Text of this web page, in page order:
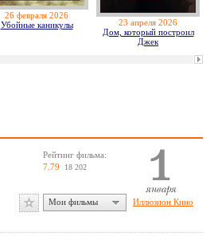
26 февраля 2026
Убойные каникулы
23 апреля 2026
Дом, который построил
Джек
Иллюзион Кино
Рейтинг фильма:
7.79
18 202
Мои фильмы